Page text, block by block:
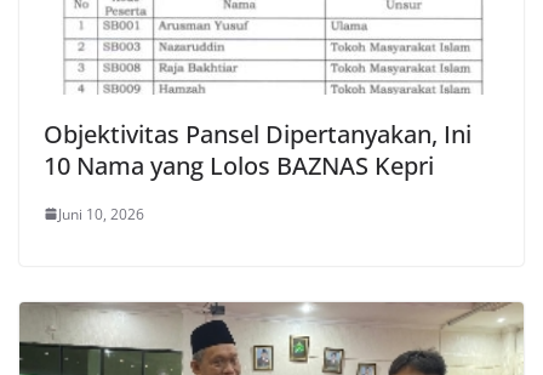
Objektivitas Pansel Dipertanyakan, Ini
10 Nama yang Lolos BAZNAS Kepri
Juni 10, 2026